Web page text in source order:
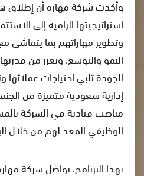
وأكدت شركة مهارة أن إطلاق
استراتيجيتها الرامية إلى
وتطوير مهاراتهم بما
النمو والتوسع، ويعزز من
الجودة تلبي احتياجات
إدارية سعودية متميزة من
مناصب قيادية في الشركة
الوظيفي المعد لهم من خلال
بهذا البرنامج، تواصل شركة